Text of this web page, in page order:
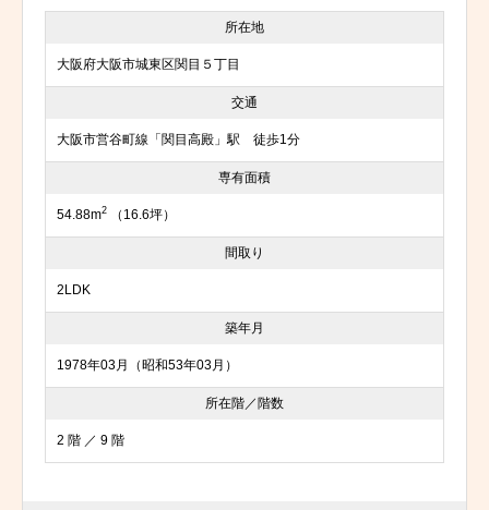
所在地
大阪府大阪市城東区関目５丁目
交通
大阪市営谷町線「関目高殿」駅 徒歩1分
専有面積
54.88m2 （16.6坪）
間取り
2LDK
築年月
1978年03月（昭和53年03月）
所在階／階数
2 階 ／ 9 階